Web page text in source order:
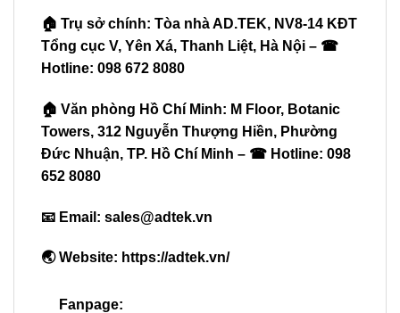
🏠 Trụ sở chính: Tòa nhà AD.TEK, NV8-14 KĐT
Tổng cục V, Yên Xá, Thanh Liệt, Hà Nội – ☎
Hotline: 098 672 8080
🏠 Văn phòng Hồ Chí Minh: M Floor, Botanic
Towers, 312 Nguyễn Thượng Hiền, Phường
Đức Nhuận, TP. Hồ Chí Minh – ☎ Hotline: 098
652 8080
📧 Email: sales@adtek.vn
🌏 Website: https://adtek.vn/
Fanpage: